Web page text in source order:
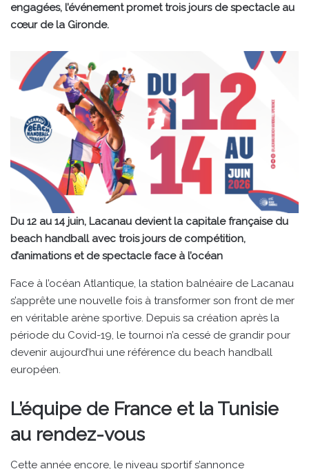
engagées, l’événement promet trois jours de spectacle au
cœur de la Gironde.
Du 12 au 14 juin, Lacanau devient la capitale française du
beach handball avec trois jours de compétition,
d’animations et de spectacle face à l’océan
Face à l’océan Atlantique, la station balnéaire de Lacanau
s’apprête une nouvelle fois à transformer son front de mer
en véritable arène sportive. Depuis sa création après la
période du Covid-19, le tournoi n’a cessé de grandir pour
devenir aujourd’hui une référence du beach handball
européen.
L’équipe de France et la Tunisie
au rendez-vous
Cette année encore, le niveau sportif s’annonce